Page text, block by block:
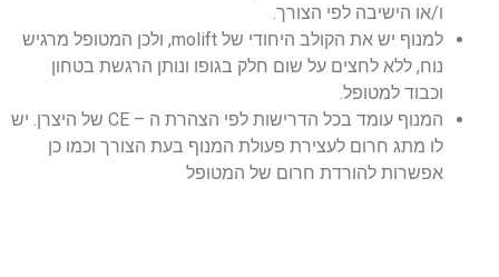
ו/או הישיבה לפי הצורך.
למנוף יש את הקולב היחודי של molift, ולכן המטופל מרגיש
נוח, ללא לחצים על שום חלק בגופו ונותן הרגשת בטחון
וכבוד למטופל.
המנוף עומד בכל הדרישות לפי הצהרת ה – CE של היצרן. יש
לו מתג חרום לעצירת פעולת המנוף בעת הצורך וכמו כן
אפשרות להורדת חרום של המטופל